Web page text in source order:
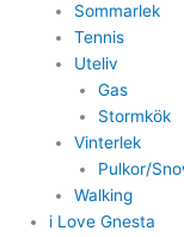
Sommarlek
Tennis
Uteliv
Gas
Stormkök
Vinterlek
Pulkor/
Walking
i Love Gnesta